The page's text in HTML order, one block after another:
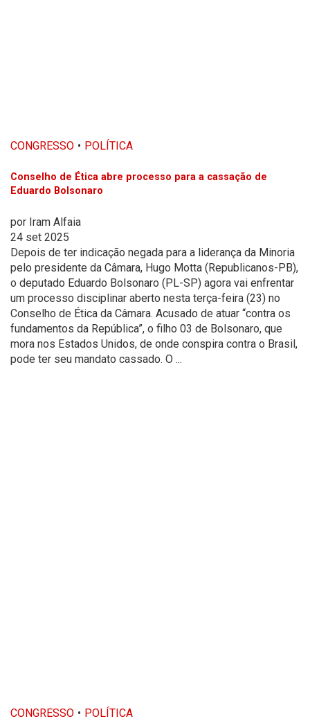
CONGRESSO POLÍTICA
Conselho de Ética abre processo para a cassação de
Eduardo Bolsonaro
por Iram Alfaia
24 set 2025
Depois de ter indicação negada para a liderança da Minoria
pelo presidente da Câmara, Hugo Motta (Republicanos-PB),
o deputado Eduardo Bolsonaro (PL-SP) agora vai enfrentar
um processo disciplinar aberto nesta terça-feira (23) no
Conselho de Ética da Câmara. Acusado de atuar “contra os
fundamentos da República”, o filho 03 de Bolsonaro, que
mora nos Estados Unidos, de onde conspira contra o Brasil,
pode ter seu mandato cassado. O ...
CONGRESSO POLÍTICA